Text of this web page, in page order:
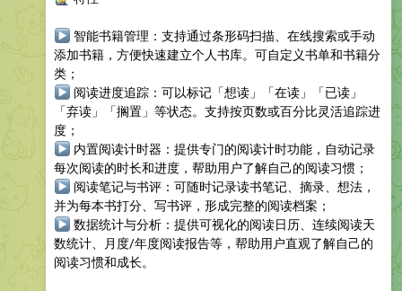
智能书籍管理 ：支持通过条形码扫描、在线搜索或手动
添加书籍，方便快速建立个人书库。可自定义书单和书籍分
类；
阅读进度追踪：可以标记「想读」「在读」「已读」
「弃读」「搁置」等状态。支持按页数或百分比灵活追踪进
度；
内置阅读计时器 ：提供专门的阅读计时功能，自动记录
每次阅读的时长和进度，帮助用户了解自己的阅读习惯；
阅读笔记与书评：可随时记录读书笔记、摘录、想法，
并为每本书打分、写书评，形成完整的阅读档案；
数据统计与分析：提供可视化的阅读日历、连续阅读天
数统计、月度/年度阅读报告等，帮助用户直观了解自己的
阅读习惯和成长。